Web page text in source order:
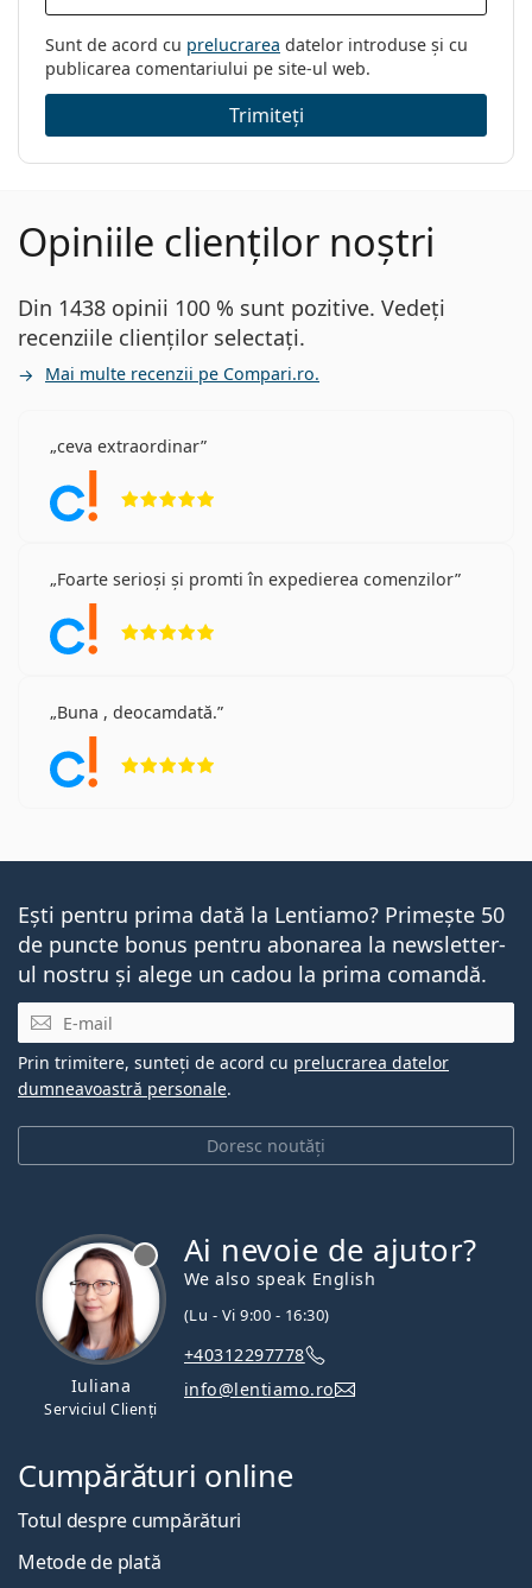
Sunt de acord cu prelucrarea datelor introduse și cu
publicarea comentariului pe site-ul web.
Trimiteți
Opiniile clienților noștri
Din 1438 opinii 100 % sunt pozitive. Vedeți
recenziile clienților selectați.
Mai multe recenzii pe Compari.ro.
ceva extraordinar
Foarte serioși și promti în expedierea comenzilor
Buna , deocamdată.
Ești pentru prima dată la Lentiamo? Primește 50
de puncte bonus pentru abonarea la newsletter-
ul nostru și alege un cadou la prima comandă.
E-mail
Doresc noutăți
Prin trimitere, sunteți de acord cu prelucrarea datelor
dumneavoastră personale.
Iuliana
Serviciul Clienți
Ai nevoie de ajutor?
We also speak English
(Lu - Vi 9:00 - 16:30)
+40312297778
info@lentiamo.ro
Cumpărături online
Totul despre cumpărături
Metode de plată